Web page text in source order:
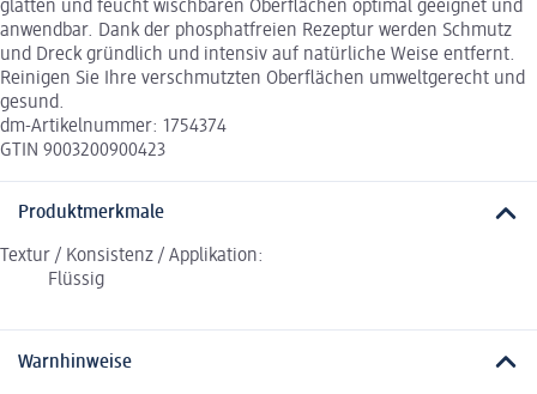
glatten und feucht wischbaren Oberflächen optimal geeignet und
anwendbar. Dank der phosphatfreien Rezeptur werden Schmutz
und Dreck gründlich und intensiv auf natürliche Weise entfernt.
Reinigen Sie Ihre verschmutzten Oberflächen umweltgerecht und
gesund.
dm-Artikelnummer: 1754374
GTIN 9003200900423
Produktmerkmale
Textur / Konsistenz / Applikation:
Flüssig
Warnhinweise